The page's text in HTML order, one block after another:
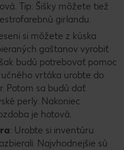
Tip: Šišky môžete tiež
girlandu.
si môžete z kúska
gaštanov vyrobiť
budú potrebovať pomoc
vrtáka urobte do
Potom sa budú dať
perly. Nakoniec
je hotová.
: Urobte si inventúru
Najvhodnejšie sú